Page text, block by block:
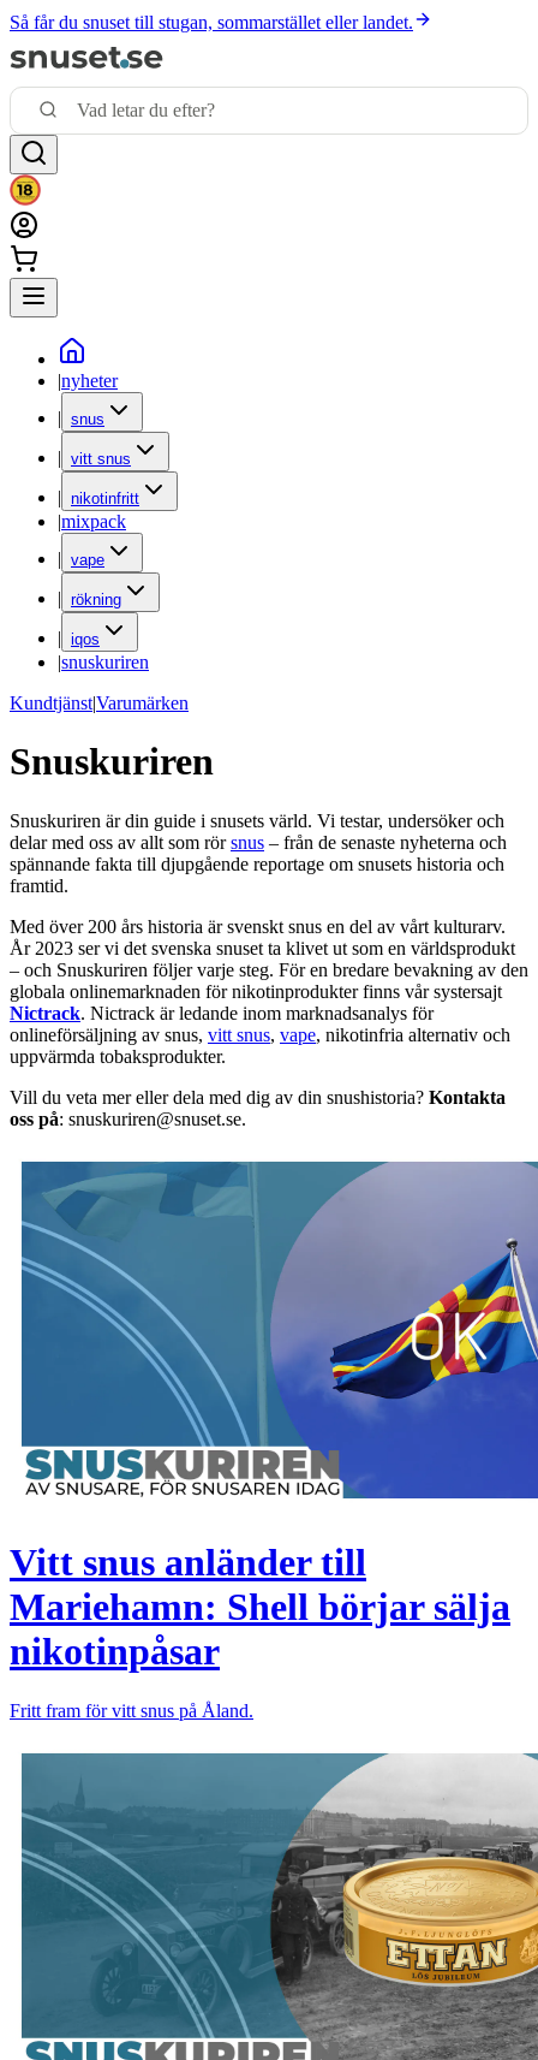
Så får du snuset till stugan, sommarstället eller landet.
|nyheter
| snus
| vitt snus
| nikotinfritt
|mixpack
| vape
| rökning
| iqos
|snuskuriren
Kundtjänst|Varumärken
Snuskuriren
Snuskuriren är din guide i snusets värld. Vi testar, undersöker och
delar med oss av allt som rörsnus – från de senaste nyheterna och
spännande fakta till djupgående reportage om snusets historia och
framtid.
Med över 200 års historia är svenskt snus en del av vårt kulturarv.
År 2023 ser vi det svenska snuset ta klivet ut som en världsprodukt
– och Snuskuriren följer varje steg. För en bredare bevakning av den
globala onlinemarknaden för nikotinprodukter finns vår systersajt
Nictrack. Nictrack är ledande inom marknadsanalys för
onlineförsäljning av snus, vitt snus, vape, nikotinfria alternativ och
uppvärmda tobaksprodukter.
Vill du veta mer eller dela med dig av din snushistoria? Kontakta
oss på: snuskuriren@snuset.se.
Vitt snus anländer till
Mariehamn: Shell börjar sälja
nikotinpåsar
Fritt fram för vitt snus på Åland.